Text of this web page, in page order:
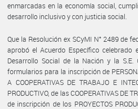
enmarcadas en la economía social,
desarrollo inclusivo y con justicia social.
Que la Resolución ex SCyMI N° 2489 de
aprobó el Acuerdo Específico celebrado
Desarrollo Social de la Nación y la
formularios para la inscripción de
A COOPERATIVAS DE TRABAJO E
PRODUCTIVO, de las COOPERATIVAS DE
de inscripción de los PROYECTOS